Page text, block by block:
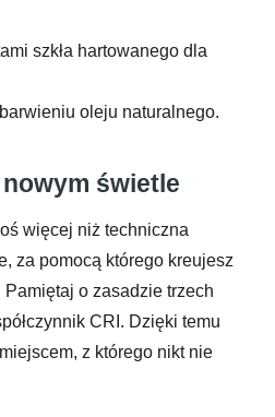
szkła hartowanego dla
oleju naturalnego.
świetle
więcej niż techniczna
za pomocą którego kreujesz
o zasadzie trzech
CRI. Dzięki temu
z którego nikt nie